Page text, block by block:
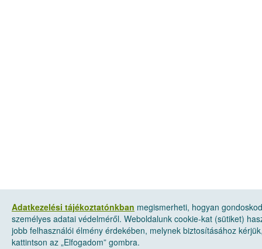
Adatkezelési tájékoztatónkban megismerheti, hogyan
személyes adatai védelméről. Weboldalunk cookie-kat (sütiket)
jobb felhasználói élmény érdekében, melynek biztosításához
kattintson az „Elfogadom” gombra.